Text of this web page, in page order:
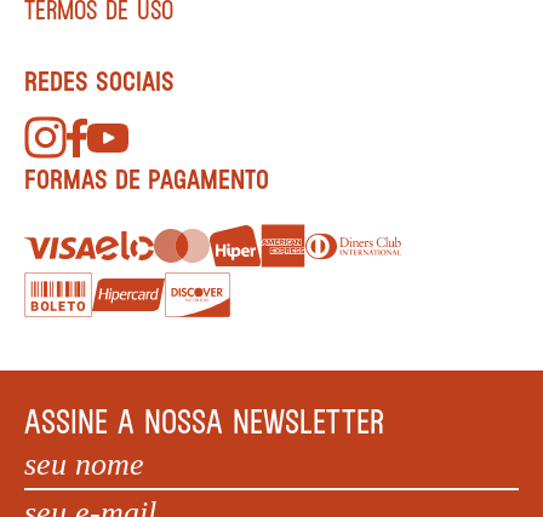
TERMOS DE USO
REDES SOCIAIS
FORMAS DE PAGAMENTO
ASSINE A NOSSA NEWSLETTER